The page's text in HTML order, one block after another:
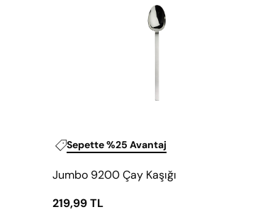
Sepette %25 Avantaj
Kaşığı
Jumbo 9200 Çay Kaşığı
219,99 TL